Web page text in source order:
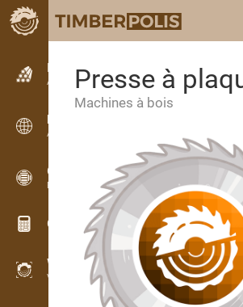
Petites annonces
Annonces texte
Petites annonces
Annonces internationales
OPTI-TIMB
Plans de débit
Calculateurs pour le bois
WoodProfi
Volume de bois avec IA
Presse à
Machines à bois